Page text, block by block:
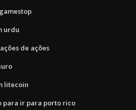
urdu
de ações
litecoin
para ir para porto rico